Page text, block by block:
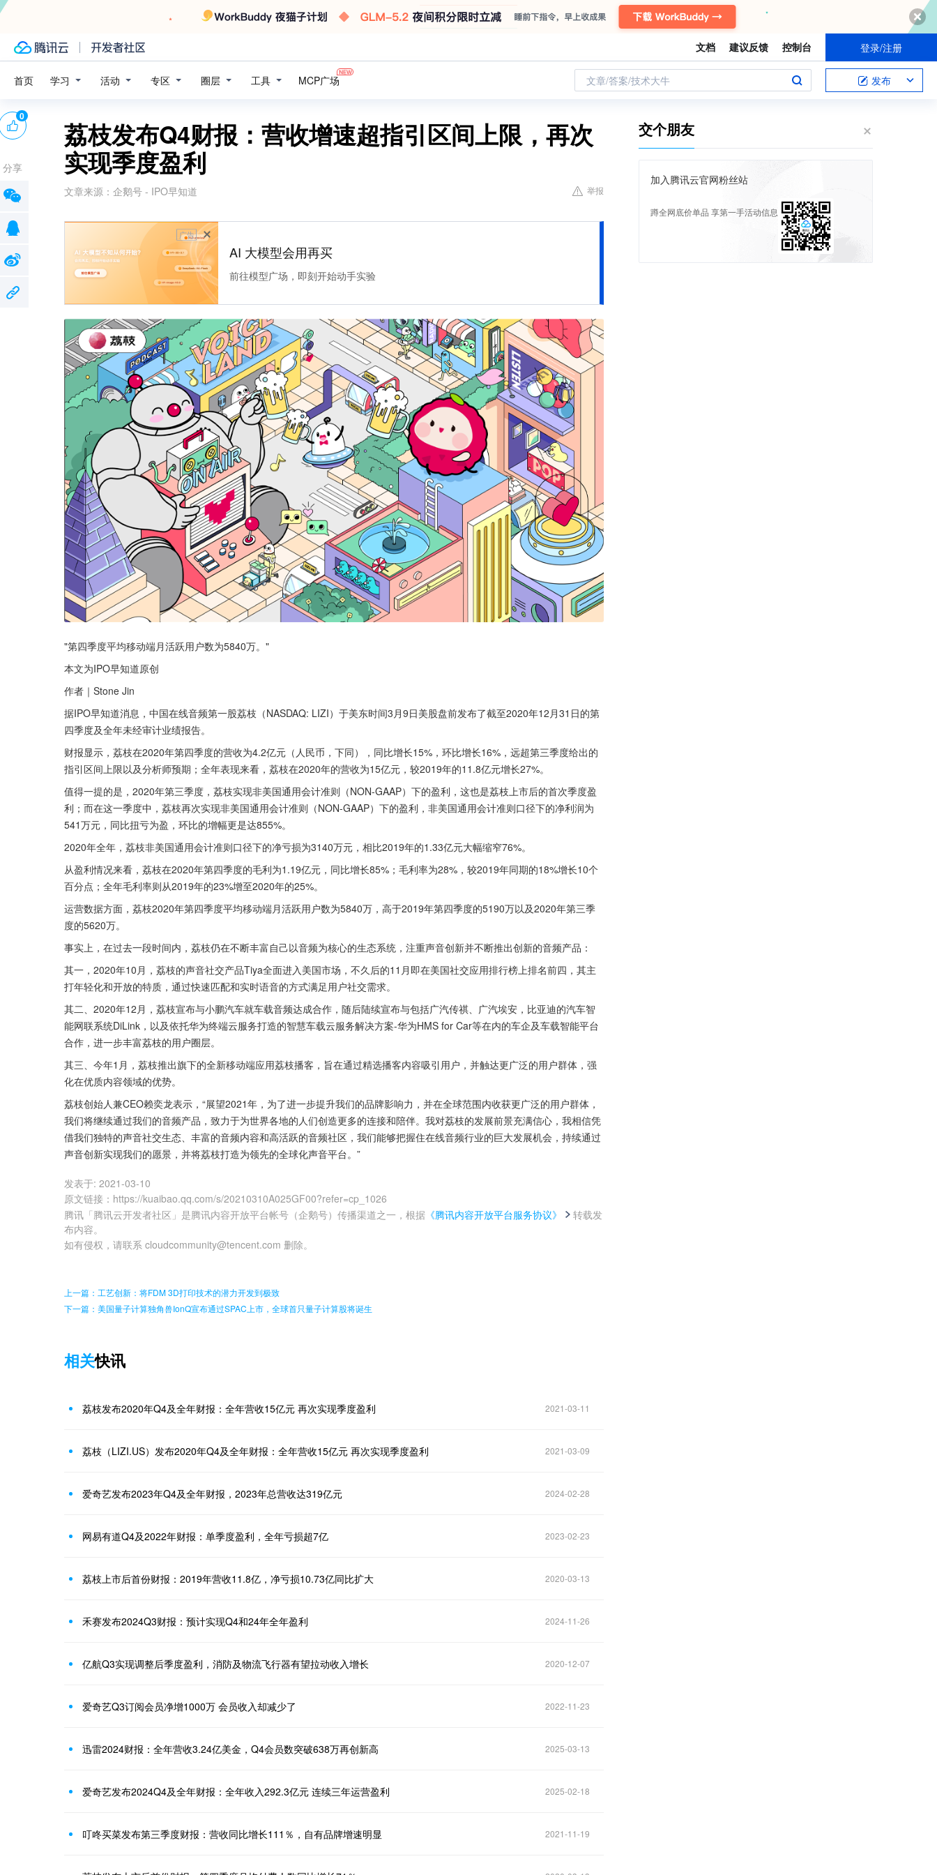
文档 建议反馈 控制台 登录/注册
首页 学习 活动 专区 圈层 工具 MCP广场 文章/答案/技术大牛 发布
荔枝发布Q4财报：营收增速超指引区间上限，再次
实现季度盈利
文章来源： 企鹅号 - IPO早知道 举报
广告
AI 大模型会用再买
前往模型广场，即刻开始动手实验
"第四季度平均移动端月活跃用户数为5840万。"
本文为IPO早知道原创
作者｜Stone Jin
据IPO早知道消息，中国在线音频第一股荔枝（NASDAQ: LIZI）于美东时间3月9日美股盘前发布了截至2020年12月31日的第
四季度及全年未经审计业绩报告。
财报显示，荔枝在2020年第四季度的营收为4.2亿元（人民币，下同），同比增长15%，环比增长16%，远超第三季度给出的
指引区间上限以及分析师预期；全年表现来看，荔枝在2020年的营收为15亿元，较2019年的11.8亿元增长27%。
值得一提的是，2020年第三季度，荔枝实现非美国通用会计准则（NON-GAAP）下的盈利，这也是荔枝上市后的首次季度盈
利；而在这一季度中，荔枝再次实现非美国通用会计准则（NON-GAAP）下的盈利，非美国通用会计准则口径下的净利润为
541万元，同比扭亏为盈，环比的增幅更是达855%。
2020年全年，荔枝非美国通用会计准则口径下的净亏损为3140万元，相比2019年的1.33亿元大幅缩窄76%。
从盈利情况来看，荔枝在2020年第四季度的毛利为1.19亿元，同比增长85%；毛利率为28%，较2019年同期的18%增长10个
百分点；全年毛利率则从2019年的23%增至2020年的25%。
运营数据方面，荔枝2020年第四季度平均移动端月活跃用户数为5840万，高于2019年第四季度的5190万以及2020年第三季
度的5620万。
事实上，在过去一段时间内，荔枝仍在不断丰富自己以音频为核心的生态系统，注重声音创新并不断推出创新的音频产品：
其一，2020年10月，荔枝的声音社交产品Tiya全面进入美国市场，不久后的11月即在美国社交应用排行榜上排名前四，其主
打年轻化和开放的特质，通过快速匹配和实时语音的方式满足用户社交需求。
其二、2020年12月，荔枝宣布与小鹏汽车就车载音频达成合作，随后陆续宣布与包括广汽传祺、广汽埃安，比亚迪的汽车智
能网联系统DiLink，以及依托华为终端云服务打造的智慧车载云服务解决方案-华为HMS for Car等在内的车企及车载智能平台
合作，进一步丰富荔枝的用户圈层。
其三、今年1月，荔枝推出旗下的全新移动端应用荔枝播客，旨在通过精选播客内容吸引用户，并触达更广泛的用户群体，强
化在优质内容领域的优势。
荔枝创始人兼CEO赖奕龙表示，“展望2021年，为了进一步提升我们的品牌影响力，并在全球范围内收获更广泛的用户群体，
我们将继续通过我们的音频产品，致力于为世界各地的人们创造更多的连接和陪伴。我对荔枝的发展前景充满信心，我相信凭
借我们独特的声音社交生态、丰富的音频内容和高活跃的音频社区，我们能够把握住在线音频行业的巨大发展机会，持续通过
声音创新实现我们的愿景，并将荔枝打造为领先的全球化声音平台。”
发表于: 2021-03-10
原文链接 ： https://kuaibao.qq.com/s/20210310A025GF00?refer=cp_1026
腾讯「腾讯云开发者社区」是腾讯内容开放平台帐号（企鹅号）传播渠道之一，根据 《腾讯内容开放平台服务协议》
转载发
布内容。
如有侵权，请联系 cloudcommunity@tencent.com 删除。
0
分享
上一篇：工艺创新：将FDM 3D打印技术的潜力开发到极致
下一篇：美国量子计算独角兽IonQ宣布通过SPAC上市，全球首只量子计算股将诞生
相关快讯
荔枝发布2020年Q4及全年财报：全年营收15亿元 再次实现季度盈利 2021-03-11
荔枝（LIZI.US）发布2020年Q4及全年财报：全年营收15亿元 再次实现季度盈利 2021-03-09
爱奇艺发布2023年Q4及全年财报，2023年总营收达319亿元 2024-02-28
网易有道Q4及2022年财报：单季度盈利，全年亏损超7亿 2023-02-23
荔枝上市后首份财报：2019年营收11.8亿，净亏损10.73亿同比扩大 2020-03-13
禾赛发布2024Q3财报：预计实现Q4和24年全年盈利 2024-11-26
亿航Q3实现调整后季度盈利，消防及物流飞行器有望拉动收入增长 2020-12-07
爱奇艺Q3订阅会员净增1000万 会员收入却减少了 2022-11-23
迅雷2024财报：全年营收3.24亿美金，Q4会员数突破638万再创新高 2025-03-13
爱奇艺发布2024Q4及全年财报：全年收入292.3亿元 连续三年运营盈利 2025-02-18
叮咚买菜发布第三季度财报：营收同比增长111％，自有品牌增速明显 2021-11-19
交个朋友
加入腾讯云官网粉丝站
蹲全网底价单品 享第一手活动信息